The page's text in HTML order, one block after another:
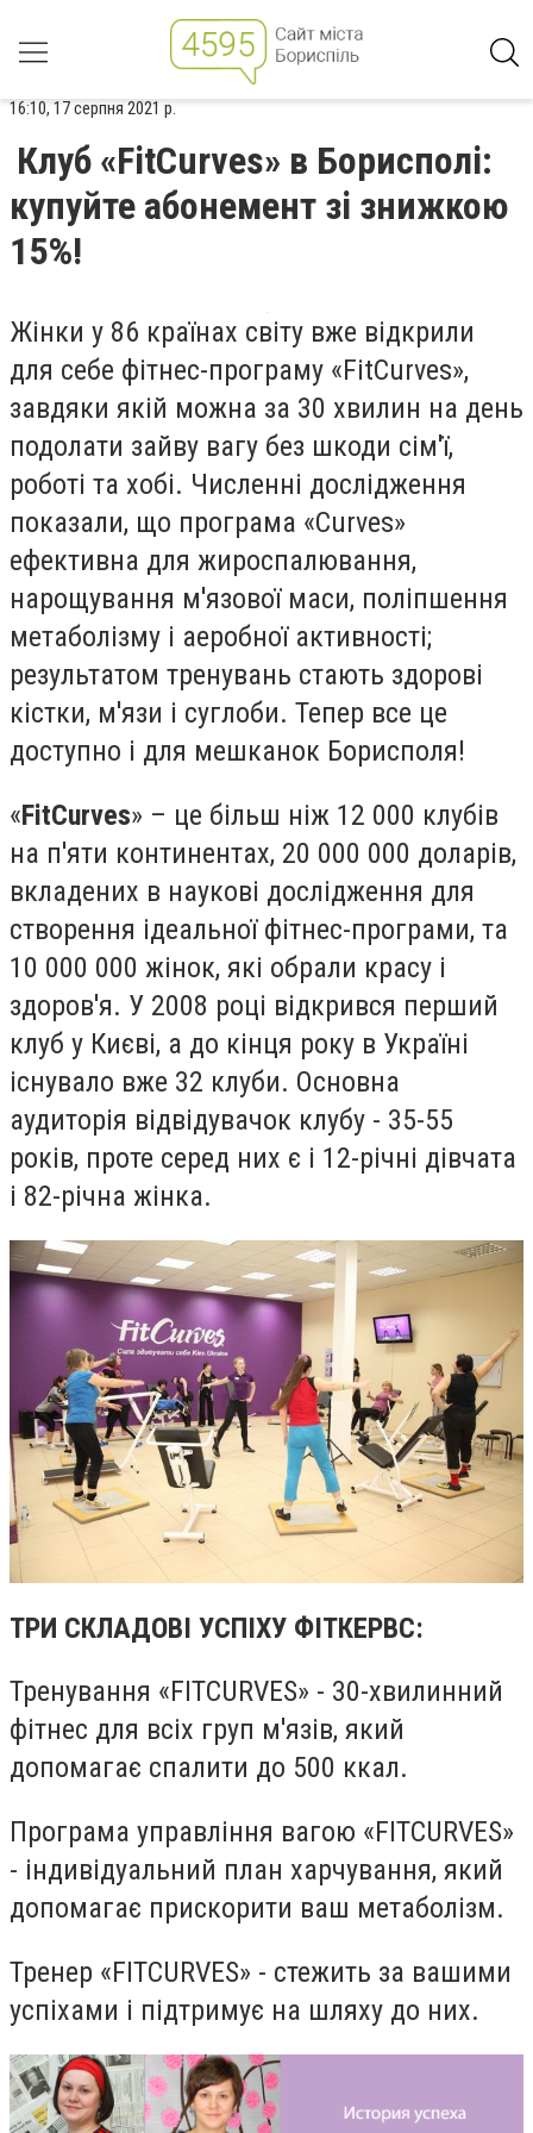
16:10, 17 серпня 2021 р.
Клуб «FitCurves» в Борисполі:
купуйте абонемент зі знижкою
15%!
Жінки у 86 країнах світу вже відкрили
для себе фітнес-програму «FitCurves»,
завдяки якій можна за 30 хвилин на день
подолати зайву вагу без шкоди сім'ї,
роботі та хобі. Численні дослідження
показали, що програма «Curves»
ефективна для жироспалювання,
нарощування м'язової маси, поліпшення
метаболізму і аеробної активності;
результатом тренувань стають здорові
кістки, м'язи і суглоби. Тепер все це
доступно і для мешканок Борисполя!
«FitCurves» – це більш ніж 12 000 клубів
на п'яти континентах, 20 000 000 доларів,
вкладених в наукові дослідження для
створення ідеальної фітнес-програми, та
10 000 000 жінок, які обрали красу і
здоров'я. У 2008 році відкрився перший
клуб у Києві, а до кінця року в Україні
існувало вже 32 клуби. Основна
аудиторія відвідувачок клубу - 35-55
років, проте серед них є і 12-річні дівчата
і 82-річна жінка.
ТРИ СКЛАДОВІ УСПІХУ ФІТКЕРВС:
Тренування «FITCURVES» - 30-хвилинний
фітнес для всіх груп м'язів, який
допомагає спалити до 500 ккал.
Програма управління вагою «FITCURVES»
- індивідуальний план харчування, який
допомагає прискорити ваш метаболізм.
Тренер «FITCURVES» - стежить за вашими
успіхами і підтримує на шляху до них.